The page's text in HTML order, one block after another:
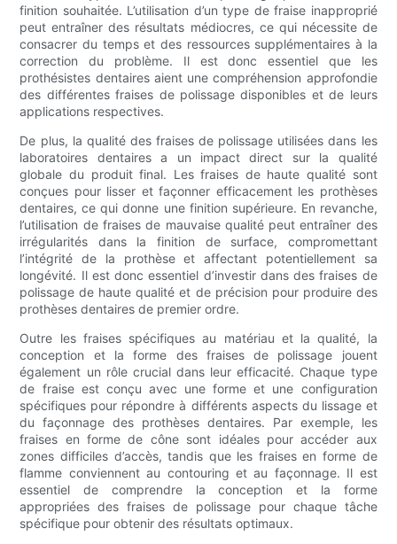
finition souhaitée. L’utilisation d’un type de fraise inapproprié
peut entraîner des résultats médiocres, ce qui nécessite de
consacrer du temps et des ressources supplémentaires à la
correction du problème. Il est donc essentiel que les
prothésistes dentaires aient une compréhension approfondie
des différentes fraises de polissage disponibles et de leurs
applications respectives.
De plus, la qualité des fraises de polissage utilisées dans les
laboratoires dentaires a un impact direct sur la qualité
globale du produit final. Les fraises de haute qualité sont
conçues pour lisser et façonner efficacement les prothèses
dentaires, ce qui donne une finition supérieure. En revanche,
l’utilisation de fraises de mauvaise qualité peut entraîner des
irrégularités dans la finition de surface, compromettant
l’intégrité de la prothèse et affectant potentiellement sa
longévité. Il est donc essentiel d’investir dans des fraises de
polissage de haute qualité et de précision pour produire des
prothèses dentaires de premier ordre.
Outre les fraises spécifiques au matériau et la qualité, la
conception et la forme des fraises de polissage jouent
également un rôle crucial dans leur efficacité. Chaque type
de fraise est conçu avec une forme et une configuration
spécifiques pour répondre à différents aspects du lissage et
du façonnage des prothèses dentaires. Par exemple, les
fraises en forme de cône sont idéales pour accéder aux
zones difficiles d’accès, tandis que les fraises en forme de
flamme conviennent au contouring et au façonnage. Il est
essentiel de comprendre la conception et la forme
appropriées des fraises de polissage pour chaque tâche
spécifique pour obtenir des résultats optimaux.